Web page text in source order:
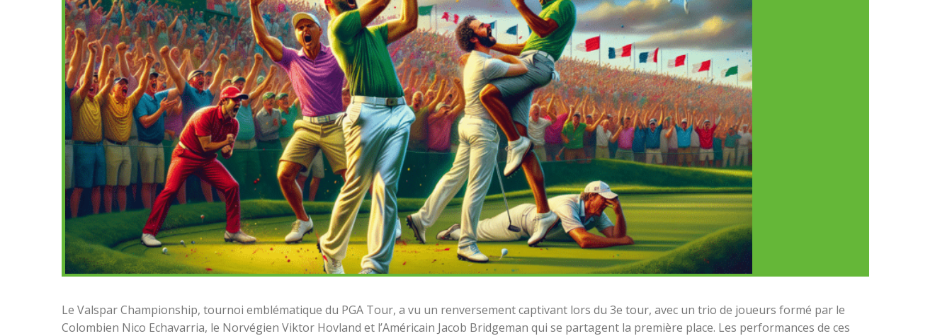
Le Valspar Championship, tournoi emblématique du PGA Tour, a vu un renversement captivant lors du 3e tour, avec un trio de joueurs formé par le
Colombien Nico Echavarria, le Norvégien Viktor Hovland et l’Américain Jacob Bridgeman qui se partagent la première place. Les performances de ces